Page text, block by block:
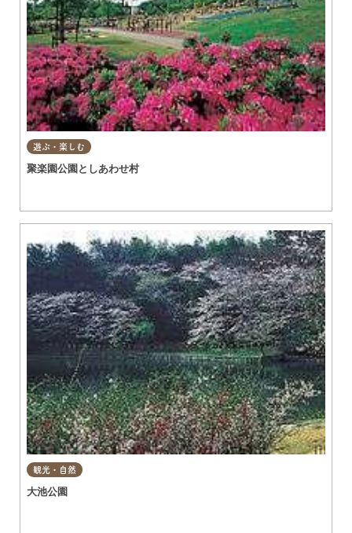
遊ぶ・楽しむ
聚楽園公園としあわせ村
観光・自然
大池公園